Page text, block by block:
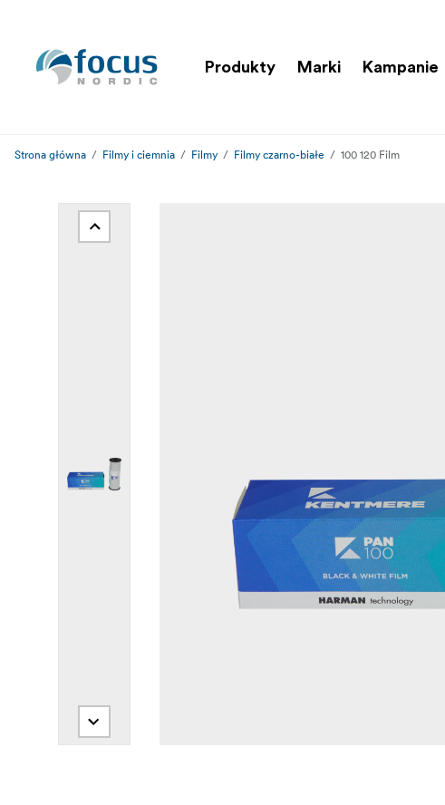
Produkty Marki Kampanie
Strona główna Filmy i ciemnia Filmy Filmy czarno-białe 100 120 Film